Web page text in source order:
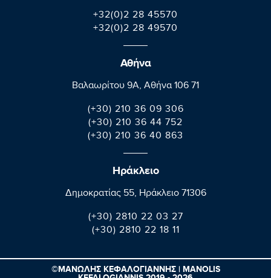
+32(0)2 28 45570
+32(0)2 28 49570
Αθήνα
Βαλαωρίτου 9A, Aθήνα 106 71
(+30) 210 36 09 306
(+30) 210 36 44 752
(+30) 210 36 40 863
Ηράκλειο
Δημοκρατίας 55, Ηράκλειο 71306
(+30) 2810 22 03 27
(+30) 2810 22 18 11
©ΜΑΝΩΛΗΣ ΚΕΦΑΛΟΓΙΑΝΝΗΣ | MANOLIS